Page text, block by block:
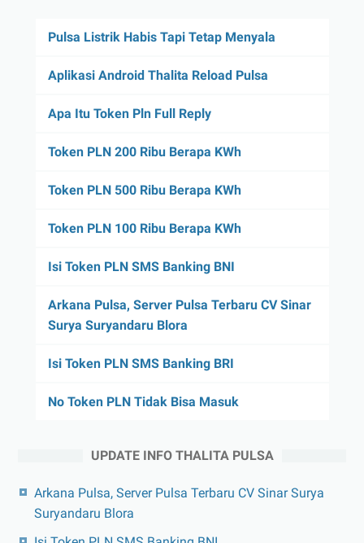
Pulsa Listrik Habis Tapi Tetap Menyala
Aplikasi Android Thalita Reload Pulsa
Apa Itu Token Pln Full Reply
Token PLN 200 Ribu Berapa KWh
Token PLN 500 Ribu Berapa KWh
Token PLN 100 Ribu Berapa KWh
Isi Token PLN SMS Banking BNI
Arkana Pulsa, Server Pulsa Terbaru CV Sinar
Surya Suryandaru Blora
Isi Token PLN SMS Banking BRI
No Token PLN Tidak Bisa Masuk
UPDATE INFO THALITA PULSA
Arkana Pulsa, Server Pulsa Terbaru CV Sinar Surya
Suryandaru Blora